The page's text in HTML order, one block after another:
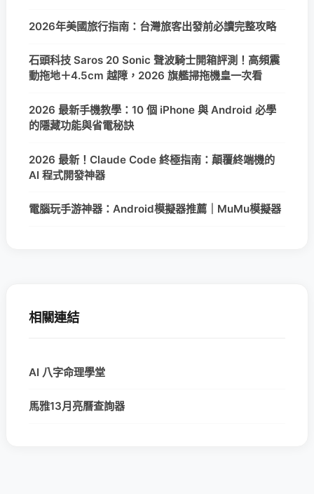
2026年美國旅行指南：台灣旅客出發前必讀完整攻略
石頭科技 Saros 20 Sonic 聲波騎士開箱評測！高頻震
動拖地＋4.5cm 越障，2026 旗艦掃拖機皇一次看
2026 最新手機教學：10 個 iPhone 與 Android 必學
的隱藏功能與省電秘訣
2026 最新！Claude Code 終極指南：顛覆終端機的
AI 程式開發神器
電腦玩手游神器：Android模擬器推薦｜MuMu模擬器
相關連結
AI 八字命理學堂
馬雅13月亮曆查詢器